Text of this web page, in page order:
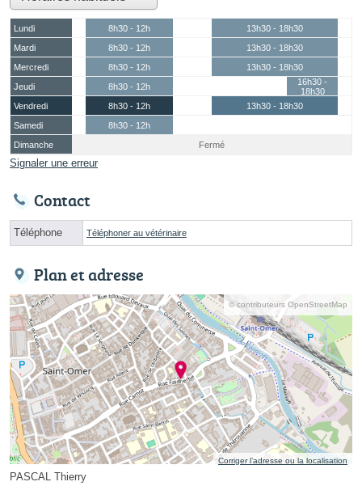
Lundi 8h30 - 12h
13h30 - 18h30
Mardi
8h30 - 12h
13h30 - 18h30
Mercredi
8h30 - 12h
13h30 - 18h30
Jeudi
8h30 - 12h
16h30 -
18h30
Vendredi
8h30 - 12h
13h30 - 18h30
Samedi
8h30 - 12h
Dimanche
Fermé
Signaler une erreur
Contact
Téléphone Téléphoner au vétérinaire
Plan et adresse
© contributeurs OpenStreetMap
Corriger l’adresse ou la localisation
PASCAL Thierry